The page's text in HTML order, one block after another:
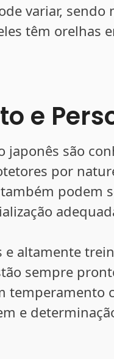
variar,
têm orelhas
e
japonês são
por
podem
e altamente
sempre
temperamento
e